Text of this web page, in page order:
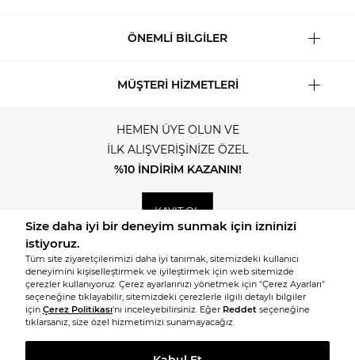
ÖNEMLİ BİLGİLER
MÜŞTERİ HİZMETLERİ
HEMEN ÜYE OLUN VE
İLK ALIŞVERİŞİNİZE ÖZEL
%10 İNDİRİM KAZANIN!
KAYIT OL